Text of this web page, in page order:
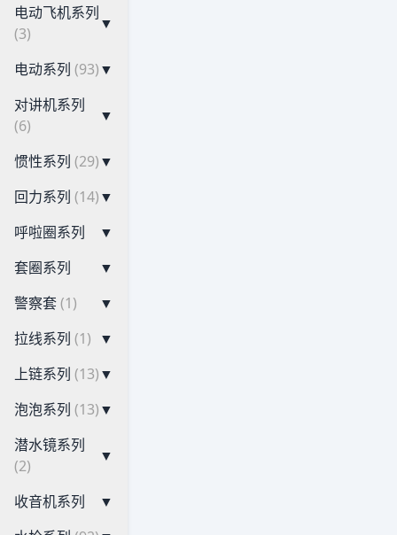
电动飞机系列
(3)
▼
电动系列 (93)▼
对讲机系列
(6)
▼
惯性系列 (29)▼
回力系列 (14)▼
呼啦圈系列
▼
套圈系列
▼
警察套(1)
▼
拉线系列 (1) ▼
上链系列 (13)▼
泡泡系列 (13)▼
潜水镜系列
(2)
▼
收音机系列
▼